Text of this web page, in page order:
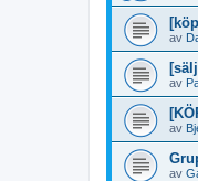
av
av
av
av